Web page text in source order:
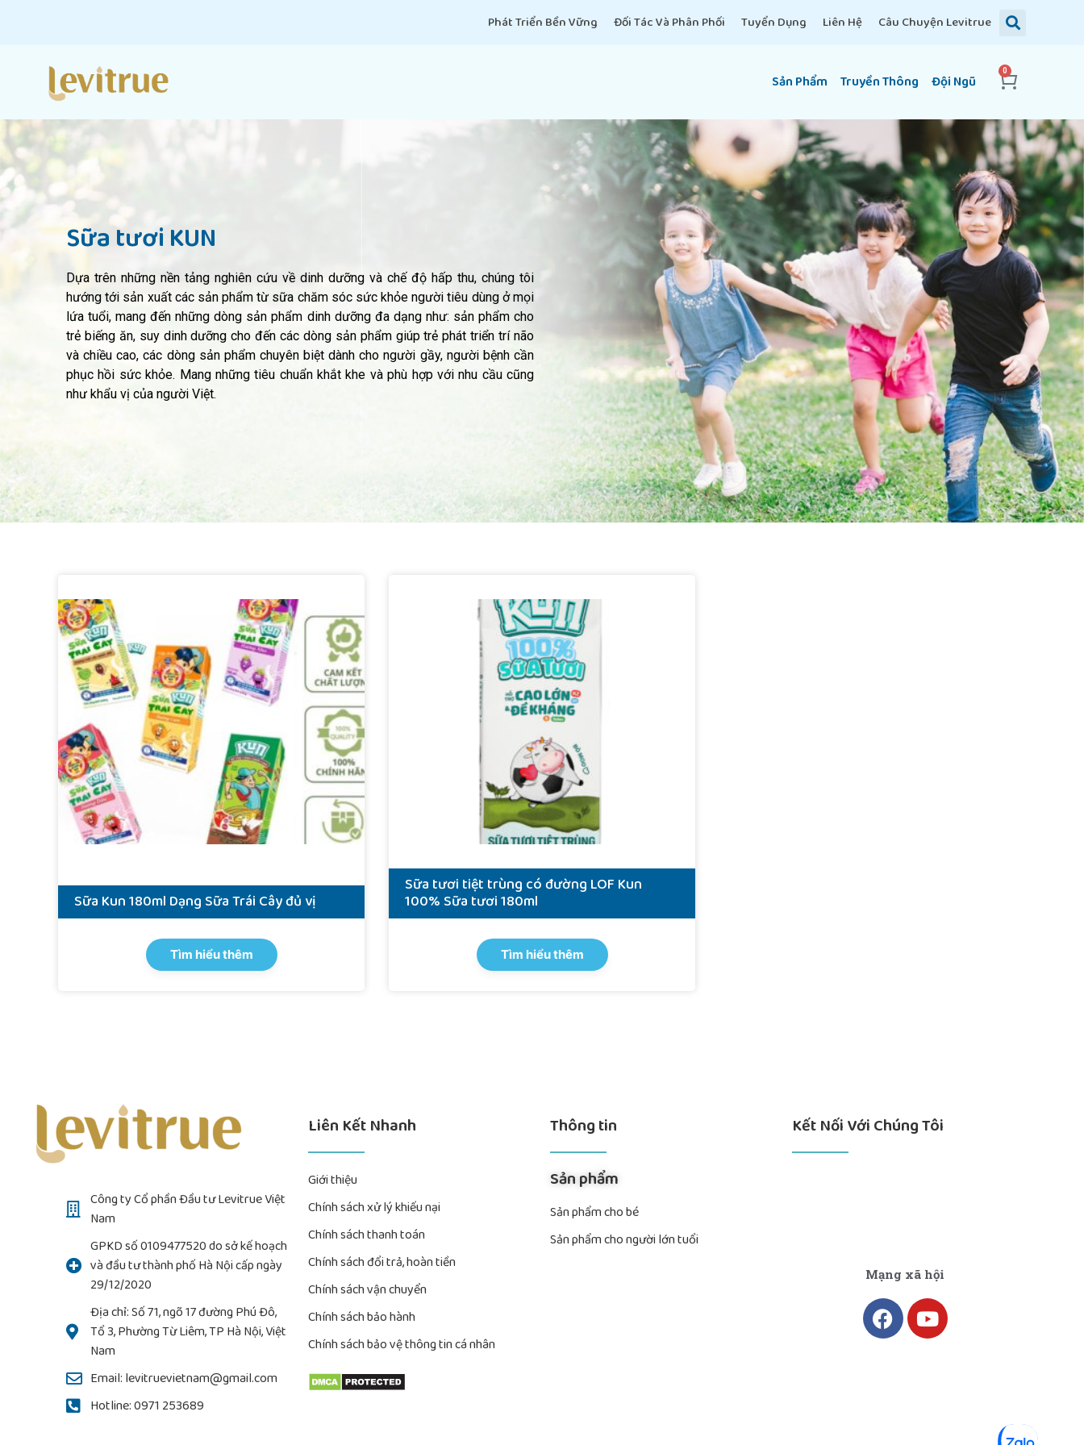
Phát Triển Bền Vững Đối Tác Và Phân Phối Tuyển Dụng Liên Hệ Câu Chuyện Levitrue
Sản Phẩm Truyền Thông Đội Ngũ
0
Sữa tươi KUN
Dựa trên những nền tảng nghiên cứu về dinh dưỡng và chế độ hấp thu, chúng tôi
hướng tới sản xuất các sản phẩm từ sữa chăm sóc sức khỏe người tiêu dùng ở mọi
lứa tuổi, mang đếnnhững dòng sản phẩm dinh dưỡng đa dạng như: sản phẩm cho
trẻ biếng ăn, suy dinh dưỡng cho đến các dòng sản phẩm giúp trẻ phát triển trí não
và chiều cao, các dòng sản phẩm chuyên biệt dành cho người gầy, người bệnh cần
phục hồi sức khỏe. Mang những tiêu chuẩn khắt khe và phù hợp với nhu cầu cũng
như khẩu vị của người Việt.
Sữa Kun 180ml Dạng Sữa Trái Cây đủ vị
Tìm hiểu thêm
Sữa tươi tiệt trùng có đường LOF Kun
100% Sữa tươi 180ml
Tìm hiểu thêm
Công ty Cổ phần Đầu tư Levitrue Việt
Nam
GPKD số 0109477520 do sở kế hoạch
và đầu tư thành phố Hà Nội cấp ngày
29/12/2020
Địa chỉ: Số 71, ngõ 17 đường Phú Đô,
Tổ 3, Phường Từ Liêm, TP Hà Nội, Việt
Nam
Email: levitruevietnam@gmail.com
Hotline: 0971 253689
Liên Kết Nhanh
Giới thiệu
Chính sách xử lý khiếu nại
Chính sách thanh toán
Chính sách đổi trả, hoàn tiền
Chính sách vận chuyển
Chính sách bảo hành
Chính sách bảo vệ thông tin cá nhân
Thông tin
Sản phẩm
Sản phẩm cho bé
Sản phẩm cho người lớn tuổi
Kết Nối Với Chúng Tôi
Mạng xã hội